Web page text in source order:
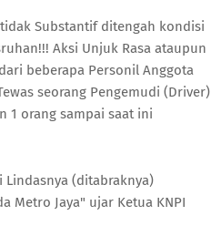
Substantif ditengah kondisi
Aksi Unjuk Rasa ataupun
beberapa Personil Anggota
seorang Pengemudi (Driver)
1 orang sampai saat ini
(ditabraknya)
Metro Jaya" ujar Ketua KNPI